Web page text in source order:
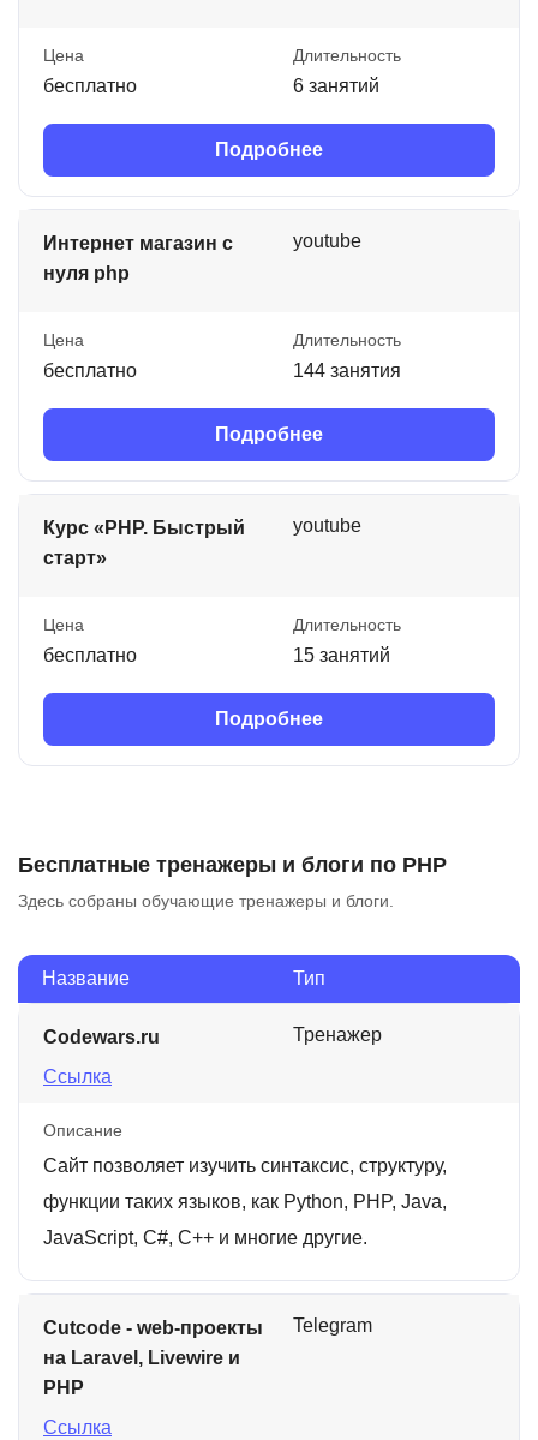
Цена
бесплатно
Длительность
6 занятий
Подробнее
Интернет магазин с
нуля php
youtube
Цена
бесплатно
Длительность
144 занятия
Подробнее
Курс «PHP. Быстрый
старт»
youtube
Цена
бесплатно
Длительность
15 занятий
Подробнее
Бесплатные тренажеры и блоги по PHP
Здесь собраны обучающие тренажеры и блоги.
Название Тип
Codewars.ru
Ссылка
Тренажер
Описание
Сайт позволяет изучить синтаксис, структуру,
функции таких языков, как Python, PHP, Java,
JavaScript, C#, C++ и многие другие.
Cutcode - web-проекты
на Laravel, Livewire и
PHP
Ссылка
Telegram